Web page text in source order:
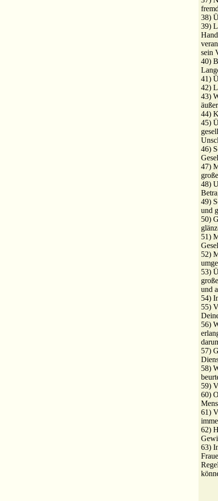
38)
39)
sein
40)
41)
42)
43)
44)
45)
46)
47)
48)
49)
und
50)
51)
52)
53)
und
54)
55)
56)
57)
58)
59)
60)
61)
62)
63)